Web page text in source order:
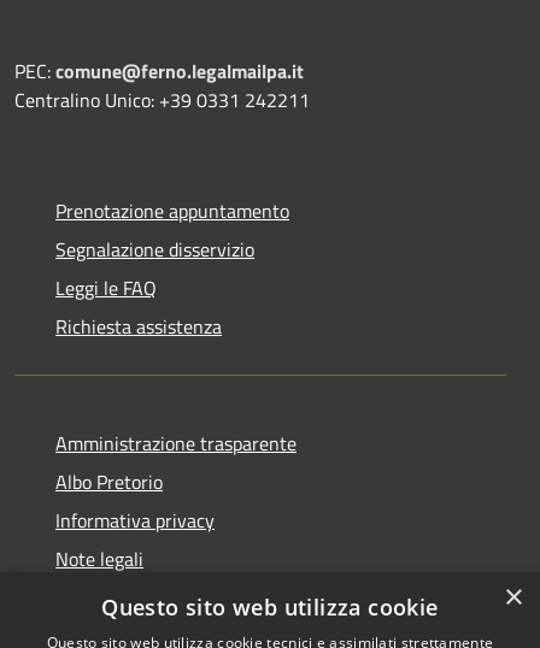
PEC:comune@ferno.legalmailpa.it
Centralino Unico: +39 0331 242211
Prenotazione appuntamento
Segnalazione disservizio
Leggi le FAQ
Richiesta assistenza
Amministrazione trasparente
Albo Pretorio
Informativa privacy
Note legali
Dichiarazione di accessibilità
×
Questo sito web utilizza cookie
Questo sito web utilizza cookie tecnici e assimilati strettamente